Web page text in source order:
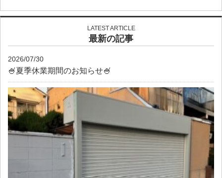
LATEST ARTICLE
最新の記事
2026/07/30
🍧夏季休業期間のお知らせ🍧